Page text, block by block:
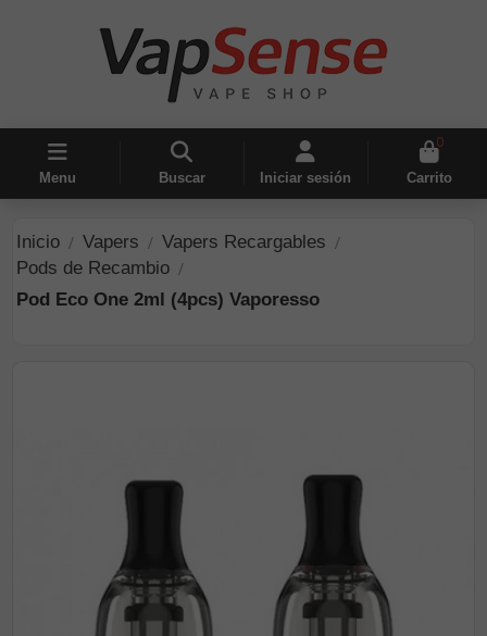
Menu Buscar Iniciar sesión
0
Carrito
Inicio Vapers
Vapers Recargables
Pods de Recambio
Pod Eco One 2ml (4pcs) Vaporesso